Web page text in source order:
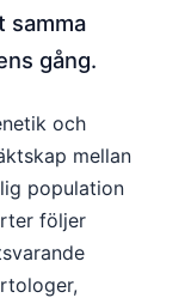
samma
gång.
och
mellan
population
följer